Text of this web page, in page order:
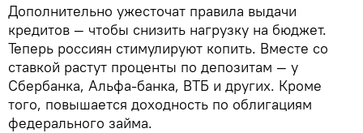
Дополнительно ужесточат правила выдачи
кредитов — чтобы снизить нагрузку на бюджет.
Теперь россиян стимулируют копить. Вместе со
ставкой растут проценты по депозитам — у
Сбербанка, Альфа-банка, ВТБ и других. Кроме
того, повышается доходность по облигациям
федерального займа.